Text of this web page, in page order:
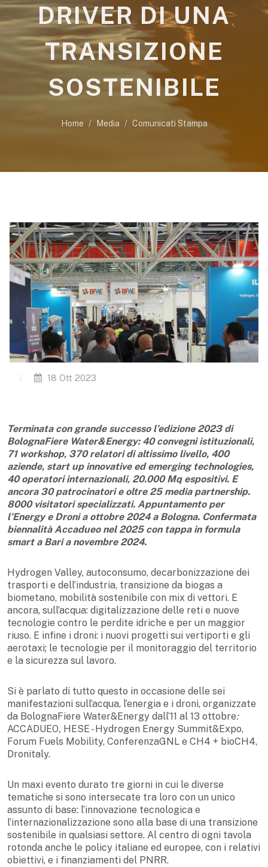
DRIVER DI UNA
TRANSIZIONE
SOSTENIBILE
Home Media Comunicati Stampa
18 Ott 2023
Terminata con grande successo l’edizione 2023 di
BolognaFiere Water&Energy: 40 convegni istituzionali,
71 workshop, 370 relatori di altissimo livello, 400
aziende, start up innovative ed emerging technologies,
40 operatori internazionali, 20.000 Mq espositivi. E
ancora 30 patrocinatori e oltre 25 media partnership.
8000 visitatori specializzati. Appuntamento per
l’Energy e Droni a ottobre 2024 a Bologna. Confermata
biennalità Accadueo nel 2025 con tappa in formula
smart a Baria novembre 2024.
Hydrogen Valley, autoconsumo, decarbonizzazione dei
trasporti e dell’industria, transizione da biogas a
biometano, mobilità sostenibile con mix di vettori. E
ancora, sull’acqua: digitalizzazione delle reti e nuove
tecnologie contro le perdite idriche e per un maggior
riuso. E infine i droni: i nuovi progetti sui vertiporti e gli
aerotaxi; le tecnologie per il monitoraggio del territorio
e la sicurezza sul lavoro.
Si è parlato di tutto questo in occasione delle sei
manifestazioni sull’acqua, l’energia e i droni, organizzate
da BolognaFiere Water&Energy dall’11 al 13 ottobre:
ACCADUEO, HESE - Hydrogen Energy Summit&Expo,
Forum Fuels Mobility, ConferenzaGNL e CH4 + bioCH4,
Dronitaly.
Un maxi evento durato tre giorni in cui le diverse
tematiche si sono intersecate tra loro con un unico
assunto di base: l’innovazione tecnologica e
l’internazionalizzazione sono alla base di una transizione
sostenibile in qualsiasi settore. Al centro di ogni tavola
rotonda anche le policy italiane ed europee, con i relativi
obiettivi, e i finanziamenti del PNRR.